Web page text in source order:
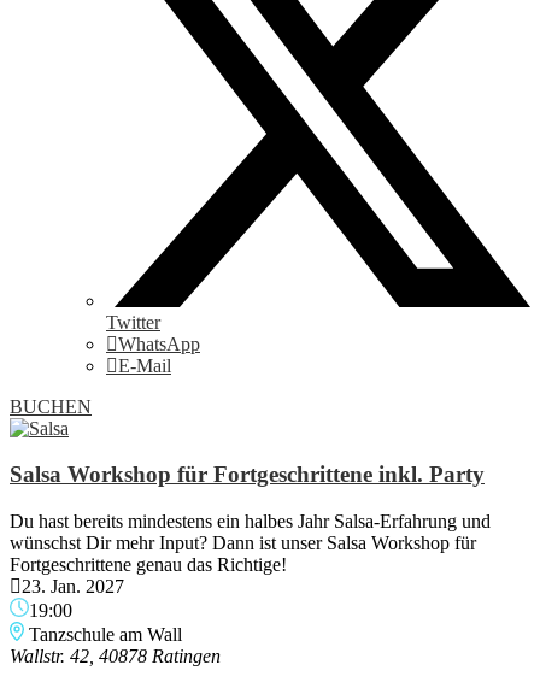
Twitter
WhatsApp
E-Mail
BUCHEN
Salsa Workshop für Fortgeschrittene inkl. Party
Du hast bereits mindestens ein halbes Jahr Salsa-Erfahrung und
wünschst Dir mehr Input? Dann ist unser Salsa Workshop für
Fortgeschrittene genau das Richtige!
23. Jan. 2027
19:00
Tanzschule am Wall
Wallstr. 42, 40878 Ratingen